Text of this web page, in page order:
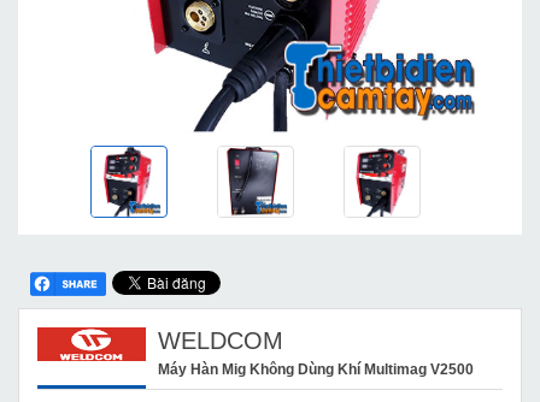
WELDCOM
Máy Hàn Mig Không Dùng Khí Multimag V2500